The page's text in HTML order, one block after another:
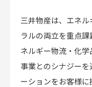
三井物産は、エネ
ラルの両立を重点
ネルギー物流・化
事業とのシナジーを
ーションをお客様